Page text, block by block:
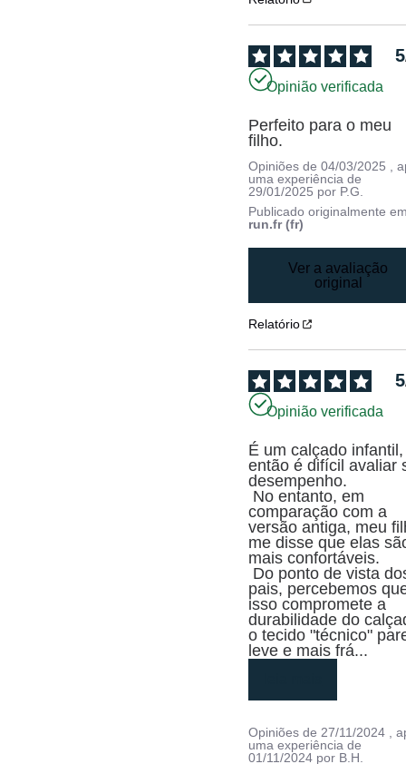
5
Opinião verificada
Perfeito para o meu
filho.
Opiniões de04/03/2025
,
uma experiência de
29/01/2025 por P.G.
Publicado originalmente
run.fr (fr)
Ver a avaliação
original
Relatório
5
Opinião verificada
É um calçado infantil,
então é difícil avaliar
desempenho.
comparação com a
versão antiga, meu
me disse que elas
mais confortáveis.
pais, percebemos
isso compromete a
durabilidade do
o tecido "técnico"
leve e mais frá...
Opiniões de 27/11/2024
,
uma experiência de
01/11/2024 por B.H.